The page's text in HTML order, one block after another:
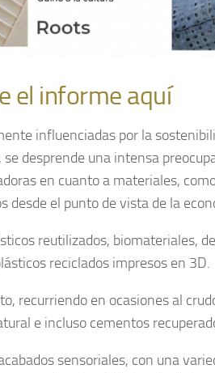
el informe aquí
influenciadas por la
desprende una intensa
en cuanto a materiales,
desde el punto de vista de la
reutilizados, biomateriales,
reciclados impresos en 3D.
recurriendo en ocasiones al
e incluso cementos
sensoriales, con una